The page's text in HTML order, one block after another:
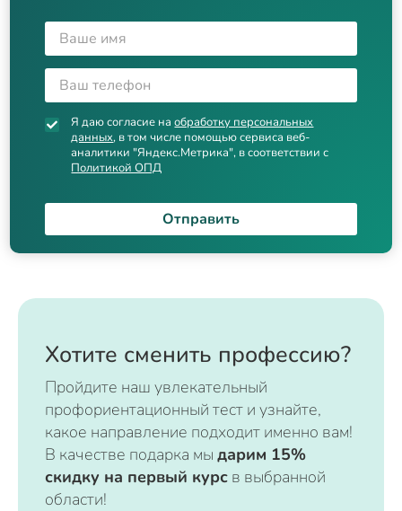
Я даю согласие наобработку персональных
данных, в том числе помощью сервиса веб-
аналитики "Яндекс.Метрика", в соответствии с
Политикой ОПД
Отправить
Хотите сменить профессию?
Пройдите наш увлекательный
профориентационный тест и узнайте,
какое направление подходит именно вам!
В качестве подарка мы дарим 15%
скидку на первый курс в выбранной
области!